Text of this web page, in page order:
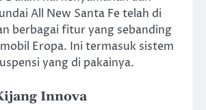
All New Santa Fe telah di
berbagai fitur yang sebanding
Eropa. Ini termasuk sistem
yang di pakainya.
Innova